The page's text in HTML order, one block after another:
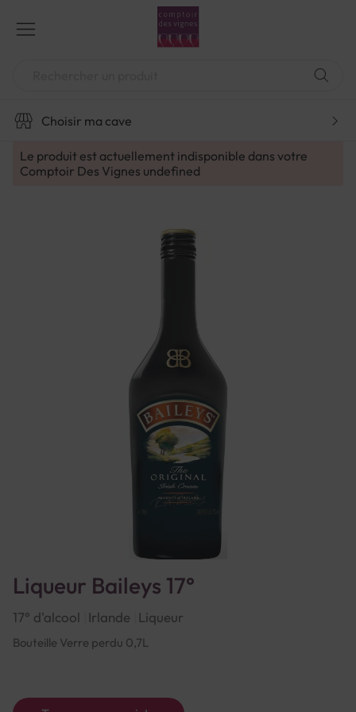
contenu
Choisir ma cave
Le produit est actuellement indisponible dans votre
Comptoir Des Vignes undefined
Liqueur Baileys 17°
17° d'alcool Irlande Liqueur
Bouteille Verre perdu 0,7L